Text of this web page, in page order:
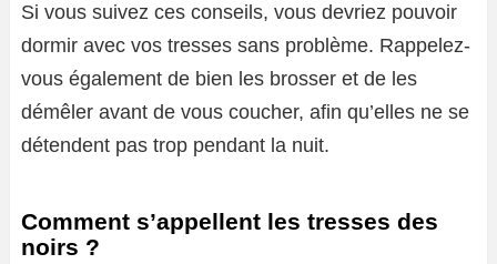
Si vous suivez ces conseils, vous devriez pouvoir
dormir avec vos tresses sans problème. Rappelez-
vous également de bien les brosser et de les
démêler avant de vous coucher, afin qu’elles ne se
détendent pas trop pendant la nuit.
Comment s’appellent les tresses des
noirs ?